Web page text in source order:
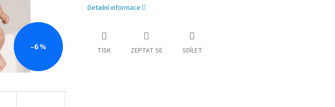
–6 %
Detailní informace
TISK ZEPTAT SE SDÍLET